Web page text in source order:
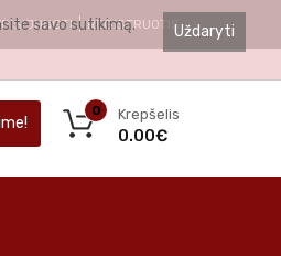
REGISTRUOTIS
Krepšelis
0
0.00€
Uždaryti
savo sutikimą.